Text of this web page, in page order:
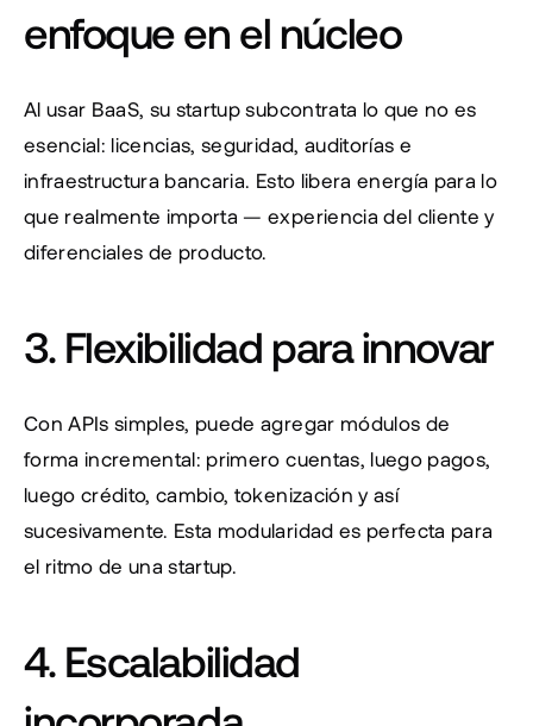
enfoque en el núcleo
Al usar BaaS, su startup subcontrata lo que no es
esencial: licencias, seguridad, auditorías e
infraestructura bancaria. Esto libera energía para lo
que realmente importa — experiencia del cliente y
diferenciales de producto.
3. Flexibilidad para innovar
Con APIs simples, puede agregar módulos de
forma incremental: primero cuentas, luego pagos,
luego crédito, cambio, tokenización y así
sucesivamente. Esta modularidad es perfecta para
el ritmo de una startup.
4. Escalabilidad